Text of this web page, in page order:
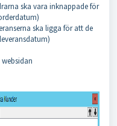
ska vara inknappade för
ska ligga för att de